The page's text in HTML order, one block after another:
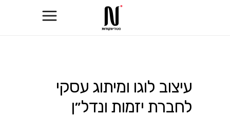
עיצוב לוגו ומיתוג עסקי
לחברת יזמות ונדל״ן